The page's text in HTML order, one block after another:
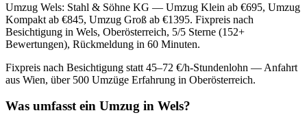
Umzug Wels: Stahl & Söhne KG — Umzug Klein ab €695, Umzug
Kompakt ab €845, Umzug Groß ab €1395. Fixpreis nach
Besichtigung in Wels, Oberösterreich, 5/5 Sterne (152+
Bewertungen), Rückmeldung in 60 Minuten.
Fixpreis nach Besichtigung statt 45–72 €/h-Stundenlohn — Anfahrt
aus Wien, über 500 Umzüge Erfahrung in Oberösterreich.
Was umfasst ein Umzug in Wels?